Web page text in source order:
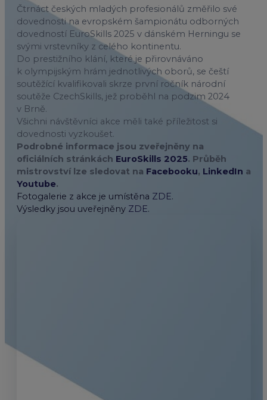
Čtrnáct českých mladých profesionálů změřilo své
dovednosti na evropském šampionátu odborných
dovedností EuroSkills 2025 v dánském Herningu se
svými vrstevníky z celého kontinentu.
Do prestižního klání, které je přirovnáváno
k olympijským hrám jednotlivých oborů, se čeští
soutěžící kvalifikovali skrze první ročník národní
soutěže CzechSkills, jež proběhl na podzim 2024
v Brně.
Všichni návštěvníci akce měli také příležitost si
dovednosti vyzkoušet.
Podrobné informace jsou zveřejněny na
oficiálních stránkách EuroSkills 2025. Průběh
mistrovství lze sledovat na Facebooku, LinkedIn a
Youtube.
Fotogalerie z akce je umístěna ZDE.
Výsledky jsou uveřejněny ZDE.